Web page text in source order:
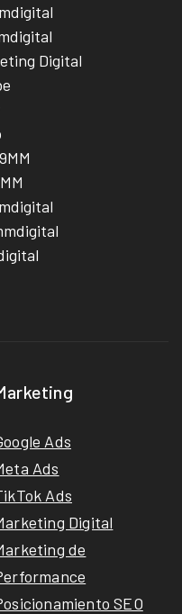
Digital
Ads
Ads
Ads
Digital
de
SEO